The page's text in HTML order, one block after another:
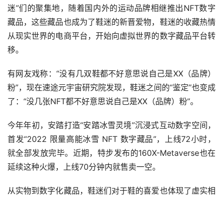
迷”们的聚集地，随着国内外的运动品牌相继推出NFT数字
藏品，这些藏品也成为了鞋迷的新晋爱物，鞋迷的收藏热情
从现实世界的电商平台，开始向虚拟世界的数字藏品平台转
移。
有网友戏称：“没有几双鞋都不好意思说自己是XX（品牌）
粉”，现在速途元宇宙研究院发现，鞋迷之间的“鉴定”也变成
了：“没几张NFT都不好意思说自己是XX（品牌）粉”。
今年年初，安踏打造“安踏冰雪灵境”沉浸式互动数字空间，
首发“2022 限量高能冰雪 NFT 数字藏品”，上线72小时，
就全部发放完毕。近期，特步发布的160X-Metaverse也在
延续这种火爆，上线70分钟内就售卖一空。
从实物到数字化藏品，鞋迷们对于鞋的喜爱也体现了虚实相